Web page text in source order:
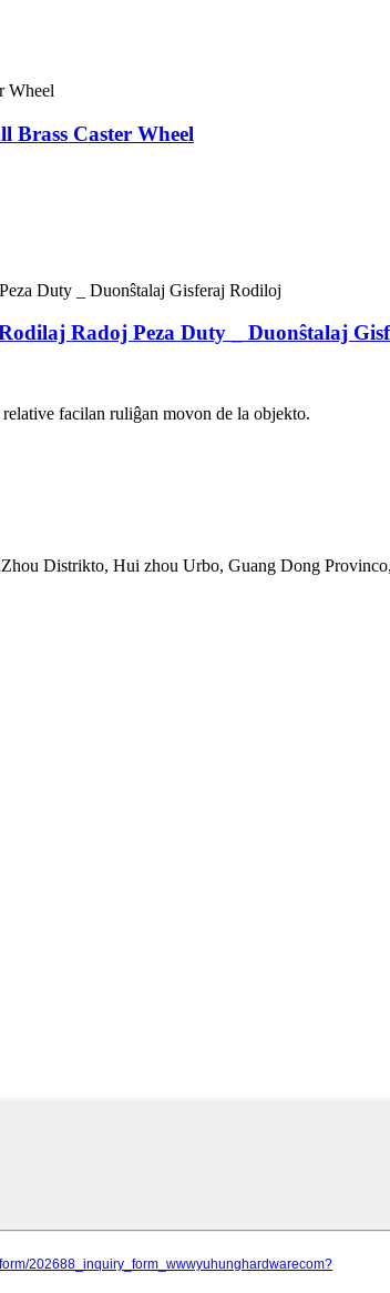
Brass Caster Wheel
Radoj Peza Duty _ Duonŝtalaj
facilan ruliĝan movon de la objekto.
Distrikto, Hui zhou Urbo, Guang Dong